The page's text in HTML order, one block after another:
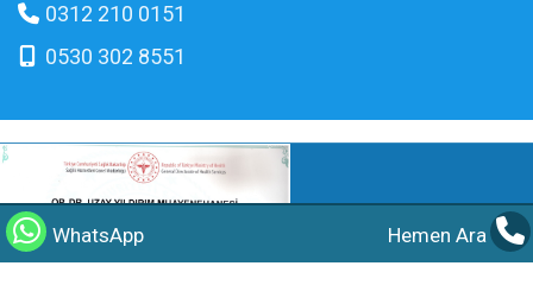
0312 210 0151
0530 302 8551
WhatsApp Hemen Ara